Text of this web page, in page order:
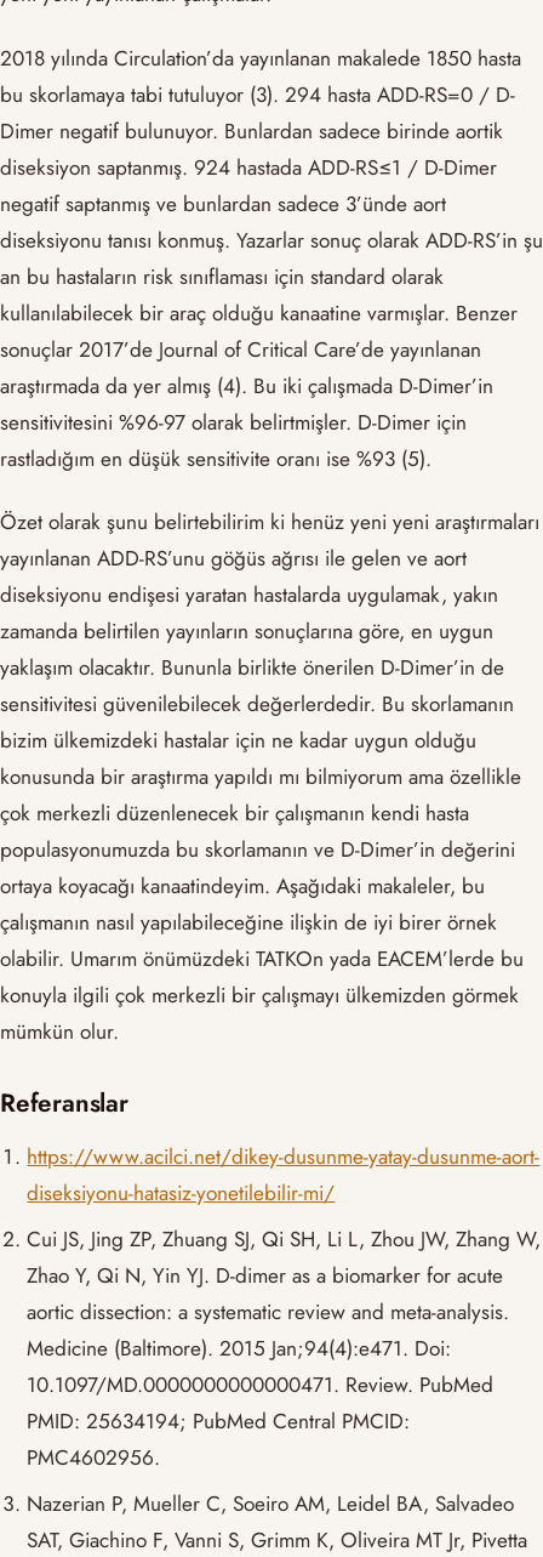
2018 yılında Circulation’da yayınlanan makalede 1850 hasta
bu skorlamaya tabi tutuluyor (3). 294 hasta ADD-RS=0 / D-
Dimer negatif bulunuyor. Bunlardan sadece birinde aortik
diseksiyon saptanmış. 924 hastada ADD-RS≤1 / D-Dimer
negatif saptanmış ve bunlardan sadece 3’ünde aort
diseksiyonu tanısı konmuş. Yazarlar sonuç olarak ADD-RS’in şu
an bu hastaların risk sınıflaması için standard olarak
kullanılabilecek bir araç olduğu kanaatine varmışlar. Benzer
sonuçlar 2017’de Journal of Critical Care’de yayınlanan
araştırmada da yer almış (4). Bu iki çalışmada D-Dimer’in
sensitivitesini %96-97 olarak belirtmişler. D-Dimer için
rastladığım en düşük sensitivite oranı ise %93 (5).
Özet olarak şunu belirtebilirim ki henüz yeni yeni araştırmaları
yayınlanan ADD-RS’unu göğüs ağrısı ile gelen ve aort
diseksiyonu endişesi yaratan hastalarda uygulamak, yakın
zamanda belirtilen yayınların sonuçlarına göre, en uygun
yaklaşım olacaktır. Bununla birlikte önerilen D-Dimer’in de
sensitivitesi güvenilebilecek değerlerdedir. Bu skorlamanın
bizim ülkemizdeki hastalar için ne kadar uygun olduğu
konusunda bir araştırma yapıldı mı bilmiyorum ama özellikle
çok merkezli düzenlenecek bir çalışmanın kendi hasta
populasyonumuzda bu skorlamanın ve D-Dimer’in değerini
ortaya koyacağı kanaatindeyim. Aşağıdaki makaleler, bu
çalışmanın nasıl yapılabileceğine ilişkin de iyi birer örnek
olabilir. Umarım önümüzdeki TATKOn yada EACEM’lerde bu
konuyla ilgili çok merkezli bir çalışmayı ülkemizden görmek
mümkün olur.
Referanslar
https://www.acilci.net/dikey-dusunme-yatay-dusunme-aort-
diseksiyonu-hatasiz-yonetilebilir-mi/
Cui JS, Jing ZP, Zhuang SJ, Qi SH, Li L, Zhou JW, Zhang W,
Zhao Y, Qi N, Yin YJ. D-dimer as a biomarker for acute
aortic dissection: a systematic review and meta-analysis.
Medicine (Baltimore). 2015 Jan;94(4):e471. Doi:
10.1097/MD.0000000000000471. Review. PubMed
PMID: 25634194; PubMed Central PMCID:
PMC4602956.
Nazerian P, Mueller C, Soeiro AM, Leidel BA, Salvadeo
SAT, Giachino F, Vanni S, Grimm K, Oliveira MT Jr, Pivetta